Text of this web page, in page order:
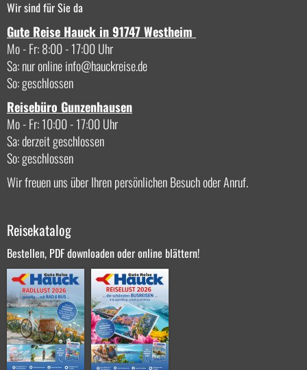
Wir sind für Sie da
Gute Reise Hauck in 91747 Westheim
Mo - Fr: 8:00 - 17:00 Uhr
Sa: nur onlineinfo
hauckreise.de
So: geschlossen
Reisebüro Gunzenhausen
Mo - Fr: 10:00 - 17:00 Uhr
Sa: derzeit geschlossen
So: geschlossen
Wir freuen uns über Ihren persönlichen Besuch oder Anruf.
Reisekatalog
Bestellen, PDF downloaden oder online blättern!